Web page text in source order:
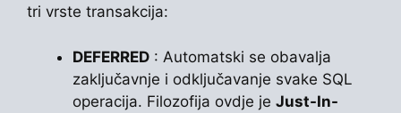
tri vrste transakcija:
DEFERRED : Automatski se obavalja
zaključavnje i odključavanje svake SQL
operacija. Filozofija ovdje je Just-In-